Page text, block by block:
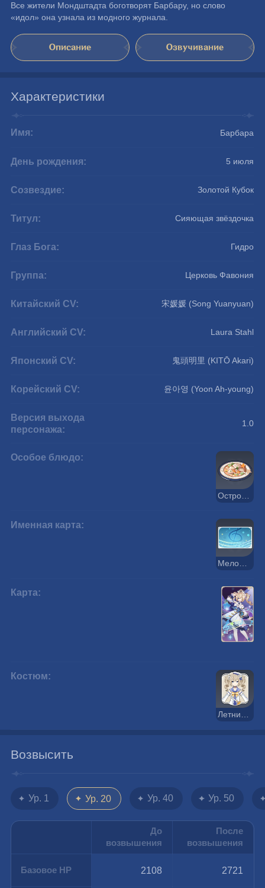
Все жители Мондштадта боготворят Барбару, но слово
«идол» она узнала из модного журнала.
Описание Озвучивание
Характеристики
Имя: Барбара
День рождения: 5 июля
Созвездие: Золотой Кубок
Титул: Сияющая звёздочка
Глаз Бога: Гидро
Группа: Церковь Фавония
Китайский CV: 宋媛媛 (Song Yuanyuan)
Английский CV: Laura Stahl
Японский CV: 鬼頭明里 (KITŌ Akari)
Корейский CV: 윤아영 (Yoon Ah-young)
Версия выхода
персонажа:
1.0
Особое блюдо:
Острое рагу
Именная карта:
Мелодия
Карта:
Костюм:
Летний блеск
Возвысить
Ур. 1 Ур. 20 Ур. 40 Ур. 50
До
возвышения
После
возвышения
Базовое HP 2108 2721